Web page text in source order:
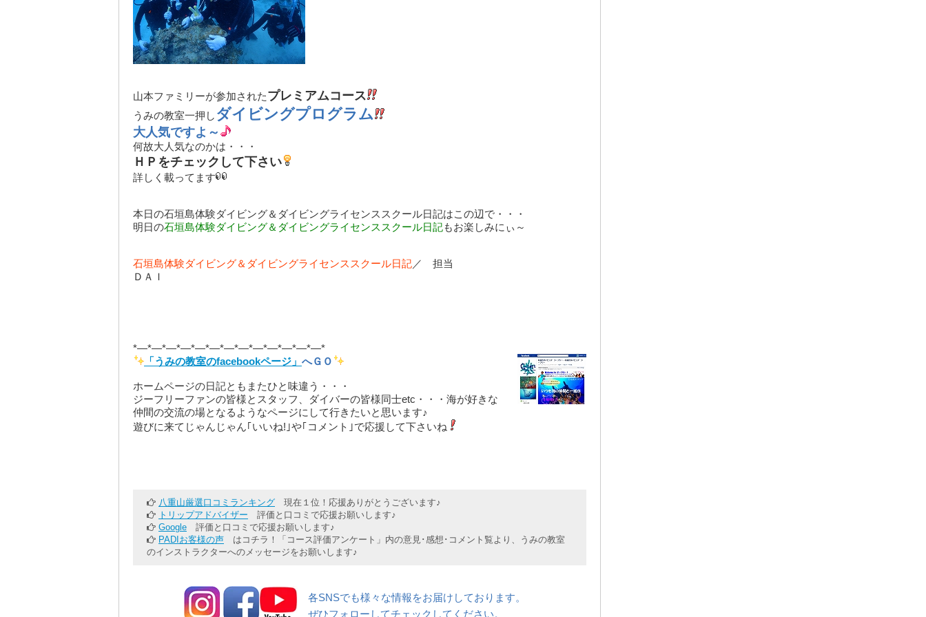
山本ファミリーが参加されたプレミアムコース
うみの教室一押し ダイビングプログラム
大人気ですよ～
何故大人気なのかは・・・
ＨＰをチェックして下さい
詳しく載ってます
本日の石垣島体験ダイビング＆ダイビングライセンススクール日記はこの辺で・・・
明日の石垣島体験ダイビング＆ダイビングライセンススクール日記もお楽しみにぃ～
石垣島体験ダイビング＆ダイビングライセンススクール日記／ 担当
ＤＡＩ
*—*—*—*—*—*—*—*—*—*—*—*—*—*
「うみの教室のfacebookページ」 へＧＯ
ホームページの日記ともまたひと味違う・・・
ジーフリーファンの皆様とスタッフ、ダイバーの皆様同士etc・・・海が好きな
仲間の交流の場となるようなページにして行きたいと思います♪
遊びに来てじゃんじゃん｢いいね!｣や｢コメント｣で応援して下さいね
八重山厳選口コミランキング 現在１位！応援ありがとうございます♪
トリップアドバイザー 評価と口コミで応援お願いします♪
Google 評価と口コミで応援お願いします♪
PADIお客様の声 はコチラ！「コース評価アンケート」内の意見･感想･コメント覧より、うみの教室
のインストラクターへのメッセージをお願いします♪
各SNSでも様々な情報をお届けしております。
ぜひフォローしてチェックしてください。